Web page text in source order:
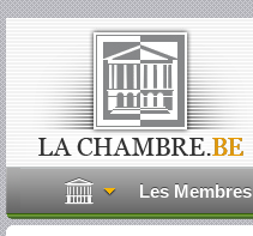
Les Membres